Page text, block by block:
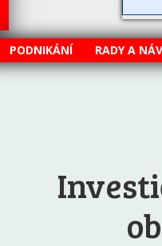
PODNIKÁNÍ RADY A